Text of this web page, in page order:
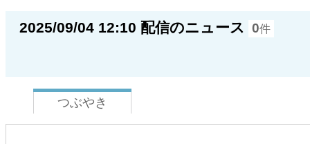
2025/09/04 12:10 配信のニュース 0件
つぶやき